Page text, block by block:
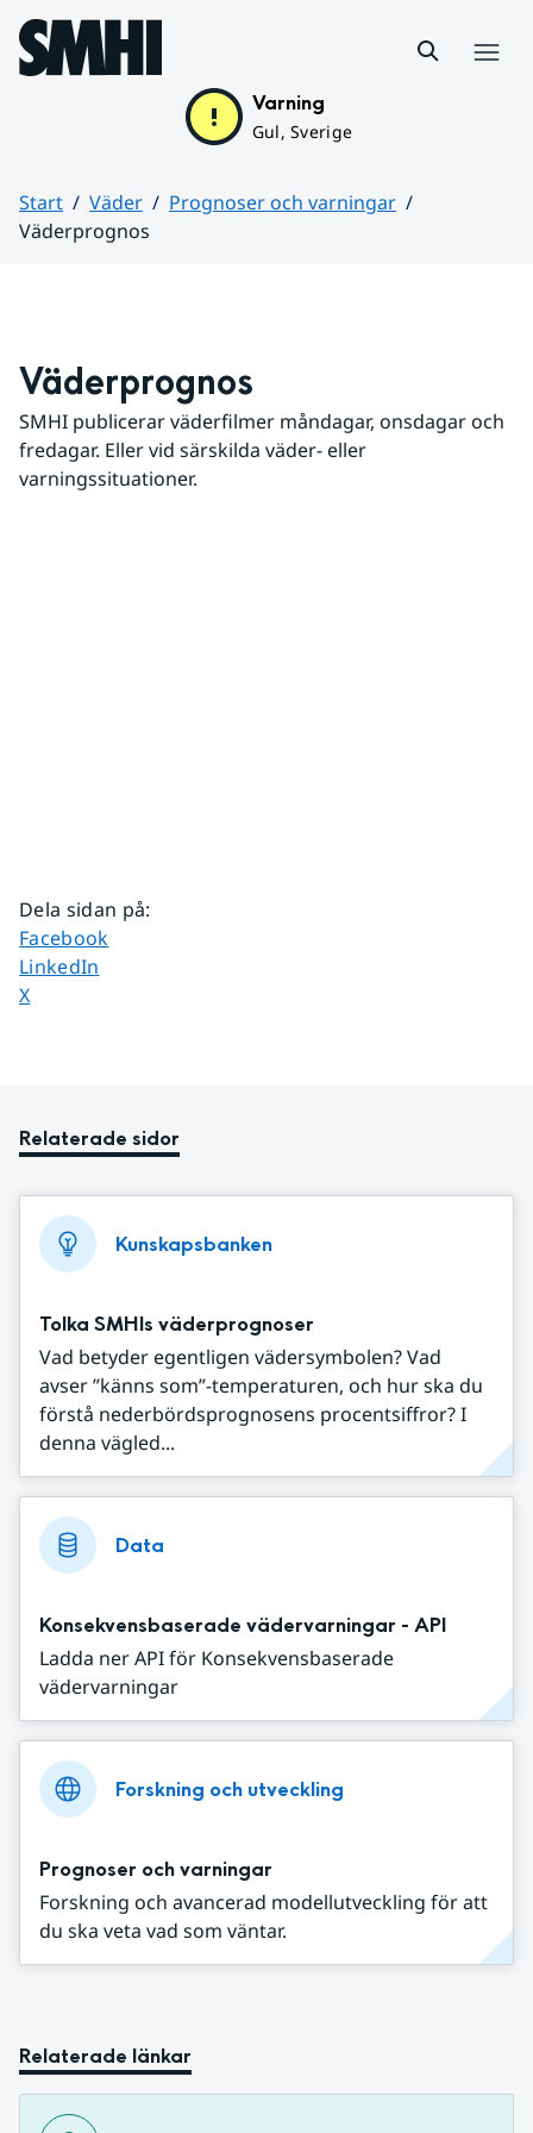
Hoppa till sidans innehåll
Varning
Gul, Sverige
Start Väder
Prognoser och varningar
Väderprognos
Väderprognos
SMHI publicerar väderfilmer måndagar, onsdagar och
fredagar. Eller vid särskilda väder- eller
varningssituationer.
Dela sidan på:
Dela sidan på
Facebook
Dela sidan på
LinkedIn
Dela sidan på
X
Relaterade sidor
Kunskapsbanken
Tolka SMHIs väderprognoser
Vad betyder egentligen vädersymbolen? Vad
avser ”känns som”-temperaturen, och hur ska du
förstå nederbördsprognosens procentsiffror? I
denna vägled...
Data
Konsekvensbaserade vädervarningar - API
Ladda ner API för Konsekvensbaserade
vädervarningar
Forskning och utveckling
Prognoser och varningar
Forskning och avancerad modellutveckling för att
du ska veta vad som väntar.
Relaterade länkar